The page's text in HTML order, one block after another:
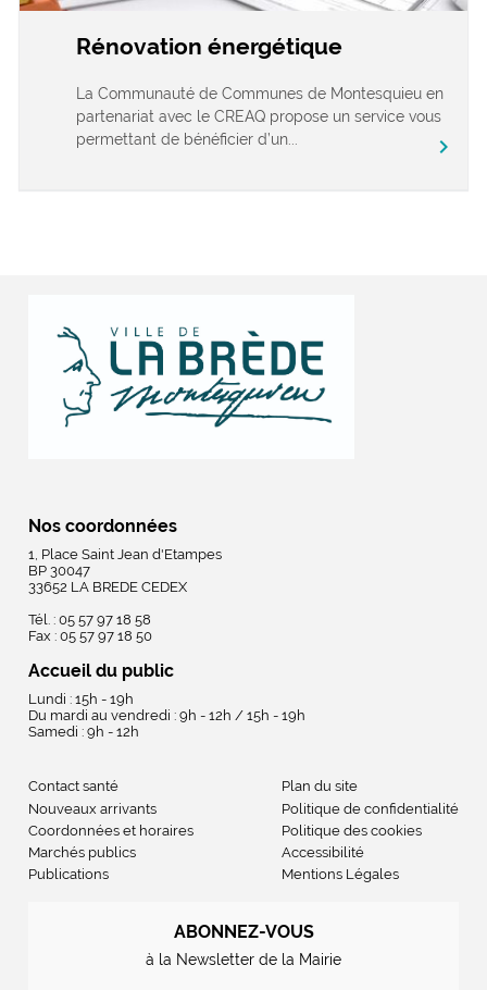
Rénovation énergétique
La Communauté de Communes de Montesquieu en
partenariat avec le CREAQ propose un service vous
permettant de bénéficier d’un...
chevron_right
Nos coordonnées
1, Place Saint Jean d'Etampes
BP 30047
33652 LA BREDE CEDEX
Tél. : 05 57 97 18 58
Fax : 05 57 97 18 50
Accueil du public
Lundi : 15h - 19h
Du mardi au vendredi : 9h - 12h / 15h - 19h
Samedi : 9h - 12h
Contact santé
Nouveaux arrivants
Coordonnées et horaires
Marchés publics
Publications
Plan du site
Politique de confidentialité
Politique des cookies
Accessibilité
Mentions Légales
ABONNEZ-VOUS
à la Newsletter de la Mairie